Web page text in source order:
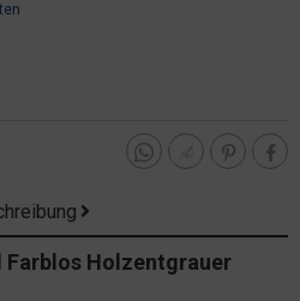
Farblos Holzentgrauer